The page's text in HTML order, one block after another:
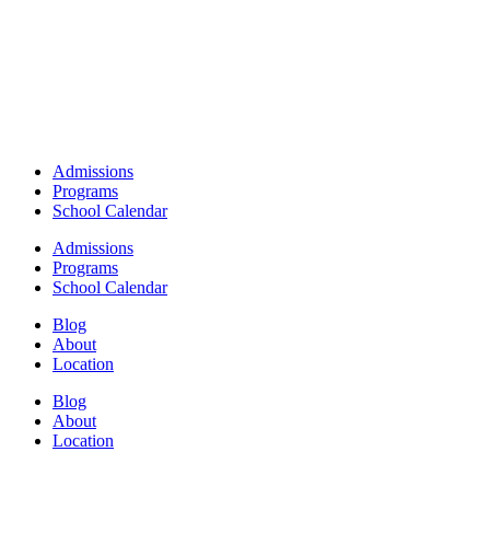
Admissions
Programs
School Calendar
Admissions
Programs
School Calendar
Blog
About
Location
Blog
About
Location